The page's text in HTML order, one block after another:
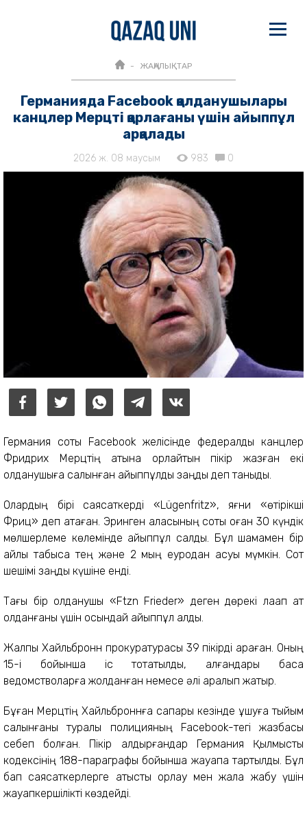
ЖАҢАЛЫҚТАР
Германияда Facebook қолданушылары
канцлер Мерцті қорлағаны үшін айыппұл
арқалады
2026 ж. 08 маусым 983 0
Германия соты Facebook желісінде федералдық канцлер
Фридрих Мерцтің атына қорлайтын пікір жазған екі
қолданушыға салынған айыппұлды заңды деп таныды.
Олардың бірі саясаткерді «Lügenfritz», яғни «өтірікші
Фриц» деп атаған. Эринген қаласының соты оған 30 күндік
мөлшерлеме көлемінде айыппұл салды. Бұл шамамен бір
айлық табысқа тең және 2 мың еуродан асуы мүмкін. Сот
шешімі заңды күшіне енді.
Тағы бір қолданушы «Ftzn Frieder» деген дөрекі лақап ат
қолданғаны үшін осындай айыппұл алды.
Жалпы Хайльбронн прокуратурасы 39 пікірді қараған. Оның
15-і бойынша іс тоқтатылды, қалғандары басқа
ведомстволарға жолданған немесе әлі қаралып жатыр.
Бұған Мерцтің Хайльброннға сапары кезінде ұшуға тыйым
салынғаны туралы полицияның Facebook-тегі жазбасы
себеп болған. Пікір қалдырғандар Германия Қылмыстық
кодексінің 188-параграфы бойынша жауапқа тартылды. Бұл
бап саясаткерлерге қатысты қорлау мен жала жабу үшін
жауапкершілікті көздейді.